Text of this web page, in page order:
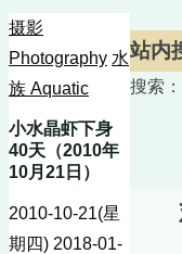
摄影
Photography 水
族 Aquatic
小水晶虾下身
40天（2010年
10月21日）
2010-10-21(星
期四) 2018-01-
站内
搜索：